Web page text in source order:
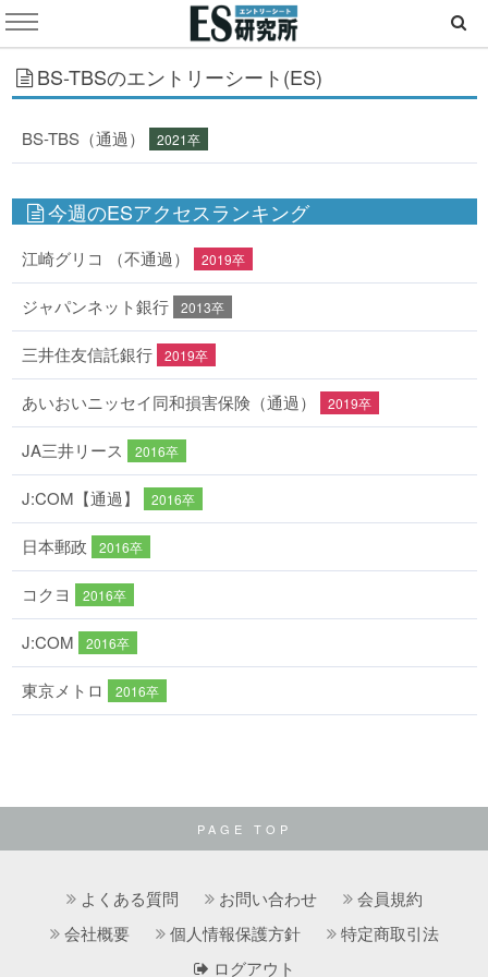
BS-TBSのエントリーシート(ES)
BS-TBS（通過） 2021卒
今週のESアクセスランキング
江崎グリコ （不通過） 2019卒
ジャパンネット銀行 2013卒
三井住友信託銀行 2019卒
あいおいニッセイ同和損害保険（通過） 2019卒
JA三井リース 2016卒
J:COM【通過】 2016卒
日本郵政 2016卒
コクヨ 2016卒
J:COM 2016卒
東京メトロ 2016卒
PAGE TOP
よくある質問 お問い合わせ
会員規約
会社概要
個人情報保護方針
特定商取引法
ログアウト